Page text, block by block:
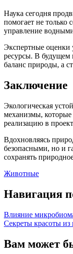
Наука сегодня
помогает не только
управление
Экспертные оценки
ресурсы. В будущем
баланс природы, а
Заключение
Экологическая
механизмы,
реализацию в
Вдохновляясь
безопасными, но и
сохранять
Животные
Навигация
Влияние
Секреты красоты из
Вам может